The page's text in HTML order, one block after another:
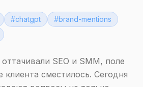
#chatgpt #brand-mentions
SEO и SMM, поле
сместилось. Сегодня